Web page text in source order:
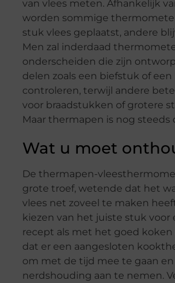
van vlees meten. Afhankelijk
worden sommige
stuk vlees geplaatst, andere
Men zal inderdaad
onderscheiden die zijn
delen zoals een biefstuk of
controleren, terwijl andere
voor braadstukken of grotere
Maar thermapen is nog steeds
Wat u moet
De thermapen-
grote troef, wetende dat het
vlees net zoveel te maken
kiezen van het juiste stuk voor
recept als met het goed koken
dat er een aangesloten
om met de tijd mee te gaan en
nerdshouding aan te nemen.